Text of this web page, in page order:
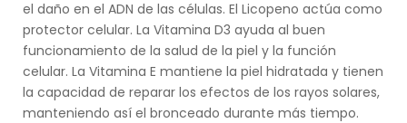
el daño en el ADN de las células. El Licopeno actúa como
protector celular. La Vitamina D3 ayuda al buen
funcionamiento de la salud de la piel y la función
celular. La Vitamina E mantiene la piel hidratada y tienen
la capacidad de reparar los efectos de los rayos solares,
manteniendo así el bronceado durante más tiempo.